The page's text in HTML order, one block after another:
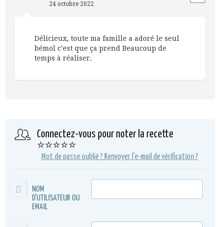
24 octobre 2022
Délicieux, toute ma famille a adoré le seul
bémol c’est que ça prend Beaucoup de
temps à réaliser.
Connectez-vous pour noter la recette
⭐⭐⭐⭐⭐
Mot de passe oublié ? Renvoyer l'e-mail de vérification ?
NOM
D'UTILISATEUR OU
EMAIL